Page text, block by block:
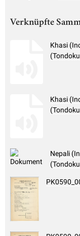
Verknüpfte
Khasi
Khasi
Nepali